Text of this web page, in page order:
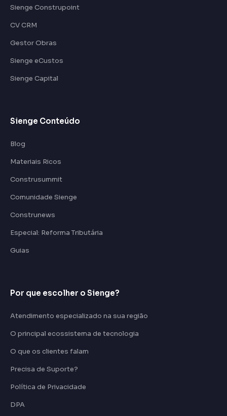
Sienge Construpoint
CV CRM
Gestor Obras
Sienge eCustos
Sienge Capital
Sienge Conteúdo
Blog
Materiais Ricos
Construsummit
Comunidade Sienge
Construnews
Especial: Reforma Tributária
Guias
Por que escolher o Sienge?
Atendimento especializado na sua região
O principal ecossistema de tecnologia
O que os clientes falam
Precisa de Suporte?
Política de Privacidade
DPA